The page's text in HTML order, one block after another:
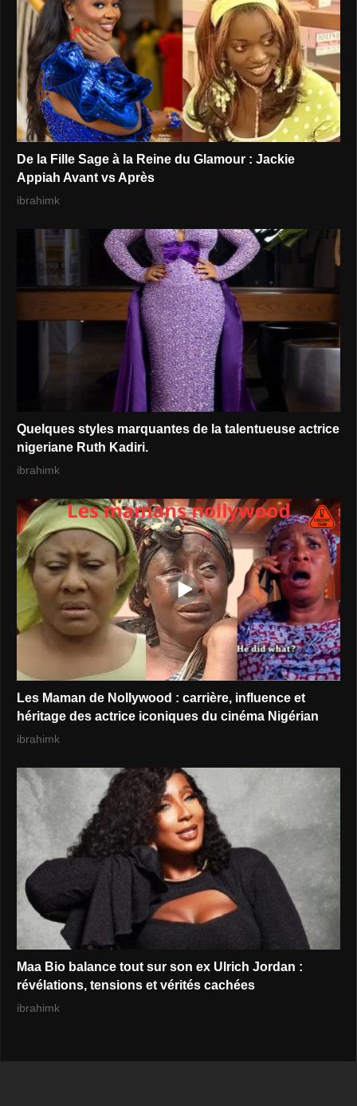
De la Fille Sage à la Reine du Glamour : Jackie
Appiah Avant vs Après
ibrahimk
Quelques styles marquantes de la talentueuse actrice
nigeriane Ruth Kadiri.
ibrahimk
Les Maman de Nollywood : carrière, influence et
héritage des actrice iconiques du cinéma Nigérian
ibrahimk
Maa Bio balance tout sur son ex Ulrich Jordan :
révélations, tensions et vérités cachées
ibrahimk